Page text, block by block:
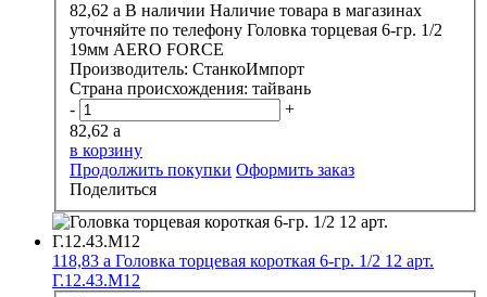
82,62 a В наличии Наличие товара в магазинах
уточняйте по телефону Головка торцевая 6-гр. 1/2
19мм AERO FORCE
Производитель: СтанкоИмпорт
Страна происхождения: тайвань
-
+
82,62 a
в корзину
Продолжить покупки Оформить заказ
Поделиться
118,83 a Головка торцевая короткая 6-гр. 1/2 12 арт.
Г.12.43.М12